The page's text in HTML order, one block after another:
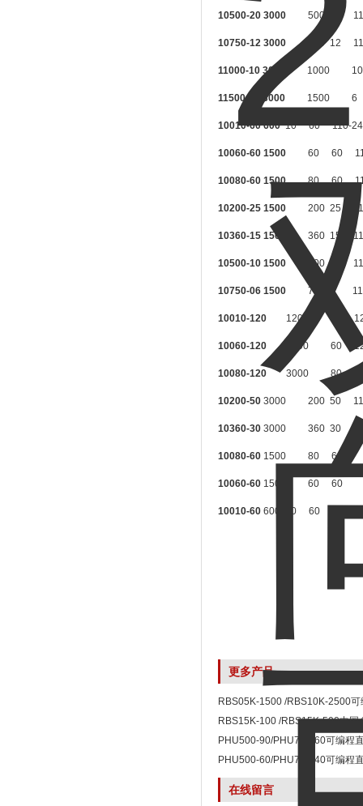
10500-20 3000 500
10750-12 3000 0 12
11000-10 3000 1000 10
11500-06 3000 1500 6
10010-60 600 10 60 110-
10060-60 1500 60 60
10080-60 1500 80 60
10200-25 1500 200 25
10360-15 1500 360 15
10500-10 1500 500
10750-06 1500 750
10010-120 1200
10060-120 3000 60
10080-120 3000 80
10200-50 3000 200 50
10360-30 3000 360 30
10080-60 1500 80 60
10060-60 1500 60 60
10010-60 600 10 60
更多产品
RBS05K-1500 /RBS10K-2500
RBS15K-100 /RBS15K-500中国
列可编程双向直流电源
PHU500-90/PHU750-60可编程
PHU500-60/PHU750-40可编程
在线留言